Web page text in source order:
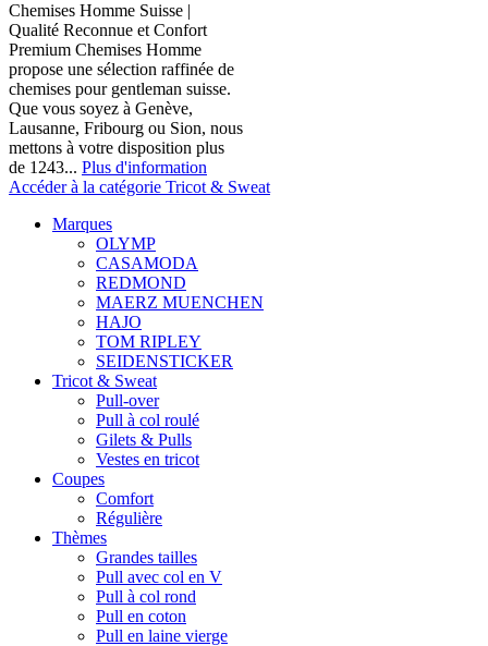
Chemises Homme Suisse |
Qualité Reconnue et Confort
Premium Chemises Homme
propose une sélection raffinée de
chemises pour gentleman suisse.
Que vous soyez à Genève,
Lausanne, Fribourg ou Sion, nous
mettons à votre disposition plus
de 1243... Plus d'information
Accéder à la catégorie Tricot & Sweat
Marques
OLYMP
CASAMODA
REDMOND
MAERZ MUENCHEN
HAJO
TOM RIPLEY
SEIDENSTICKER
Tricot & Sweat
Pull-over
Pull à col roulé
Gilets & Pulls
Vestes en tricot
Coupes
Comfort
Régulière
Thèmes
Grandes tailles
Pull avec col en V
Pull à col rond
Pull en coton
Pull en laine vierge